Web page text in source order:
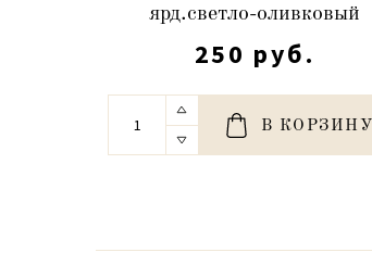
ярд.светло-оливковый
250 руб.
В КОРЗИНУ